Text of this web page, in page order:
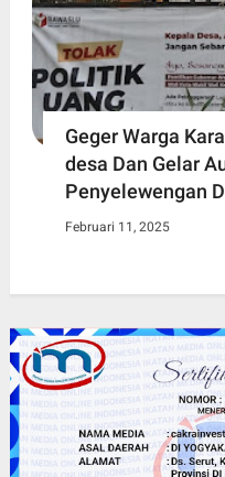
Geger Warga
desa Dan Gelar
Penyelewengan
Februari 11, 2025